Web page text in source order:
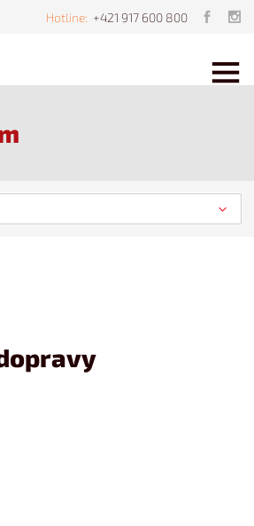
Hotline: +421 917 600 800